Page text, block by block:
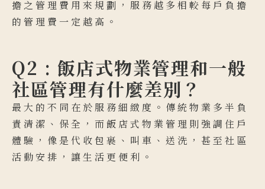
擔之管理費用來規劃，服務越多相較每戶負擔
的管理費一定越高。
Q2 : 飯店式物業管理和一般
社區管理有什麼差別？
最大的不同在於服務細緻度。傳統物業多半負
責清潔、保全，而飯店式物業管理則強調住戶
體驗，像是代收包裹、叫車、送洗，甚至社區
活動安排，讓生活更便利。